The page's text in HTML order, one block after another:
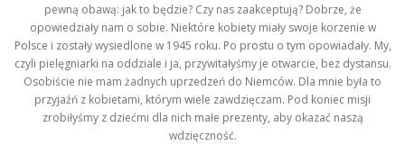
pewną obawą: jak to będzie? Czy nas zaakceptują? Dobrze, że
opowiedziały nam o sobie. Niektóre kobiety miały swoje korzenie w
Polsce i zostały wysiedlone w 1945 roku. Po prostu o tym opowiadały. My,
czyli pielęgniarki na oddziale i ja, przywitałyśmy je otwarcie, bez dystansu.
Osobiście nie mam żadnych uprzedzeń do Niemców. Dla mnie była to
przyjaźń z kobietami, którym wiele zawdzięczam. Pod koniec misji
zrobiłyśmy z dziećmi dla nich małe prezenty, aby okazać naszą
wdzięczność.